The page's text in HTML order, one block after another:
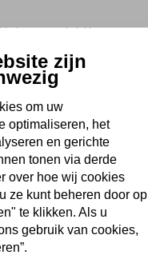
krappe werkplekken .
in bij opslag .
vloerbescherming .
inzet .
lasten .
zijn
om uw
optimaliseren, het
en gerichte
tonen via derde
over hoe wij cookies
ze kunt beheren door op
te klikken. Als u
gebruik van cookies,